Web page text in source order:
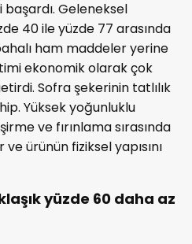
Geleneksel
40 ile yüzde 77 arasında
ham maddeler yerine
ekonomik olarak çok
Sofra şekerinin tatlılık
Yüksek yoğunluklu
ve fırınlama sırasında
ürünün fiziksel yapısını
yüzde 60 daha az